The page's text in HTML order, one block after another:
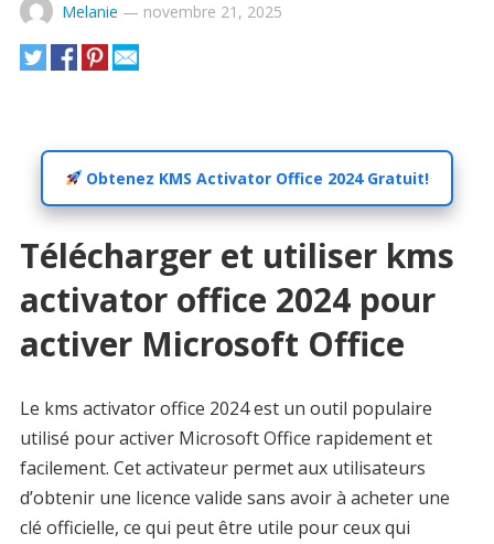
Melanie — novembre 21, 2025
Obtenez KMS Activator Office 2024 Gratuit!
Télécharger et utiliser kms
activator office 2024 pour
activer Microsoft Office
Le kms activator office 2024 est un outil populaire
utilisé pour activer Microsoft Office rapidement et
facilement. Cet activateur permet aux utilisateurs
d’obtenir une licence valide sans avoir à acheter une
clé officielle, ce qui peut être utile pour ceux qui